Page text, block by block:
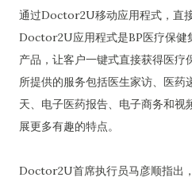
通过Doctor2U移动应用程式，直
Doctor2U应用程式是BP医疗保健
产品，让客户一键式直接获得医
所提供的服务包括医生家访、医药
天、电子医药报告、电子商务和视
展更多有趣的特点。
Doctor2U首席执行员马彦顺指出